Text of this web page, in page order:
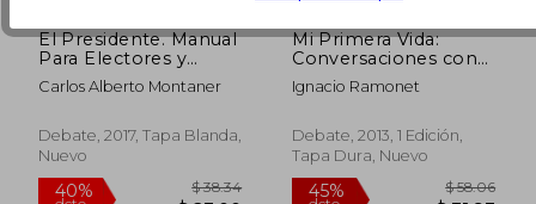
45%
dcto. $ 29.20
El Presidente. Manual
Para Electores y
Elegidos
Carlos Alberto Montaner
Debate, 2017, Tapa Blanda,
Nuevo
Mi Primera Vida:
Conversaciones con
Hugo Chávez
Ignacio Ramonet
Debate, 2013, 1 Edición,
Tapa Dura, Nuevo